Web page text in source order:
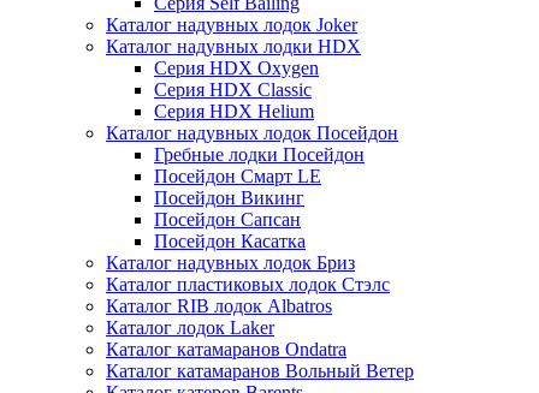
Каталог надувных лодок Joker
Каталог надувных лодки HDX
Серия HDX Oxygen
Серия HDX Classic
Серия HDX Helium
Каталог надувных лодок Посейдон
Гребные лодки Посейдон
Посейдон Смарт LE
Посейдон Викинг
Посейдон Сапсан
Посейдон Касатка
Каталог надувных лодок Бриз
Каталог пластиковых лодок Стэлс
Каталог RIB лодок Albatros
Каталог лодок Laker
Каталог катамаранов Ondatra
Каталог катамаранов Вольный Ветер